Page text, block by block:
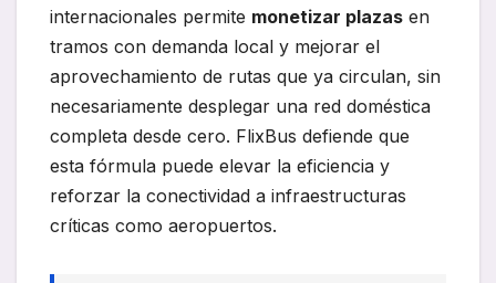
internacionales permite monetizar plazas en
tramos con demanda local y mejorar el
aprovechamiento de rutas que ya circulan, sin
necesariamente desplegar una red doméstica
completa desde cero. FlixBus defiende que
esta fórmula puede elevar la eficiencia y
reforzar la conectividad a infraestructuras
críticas como aeropuertos.